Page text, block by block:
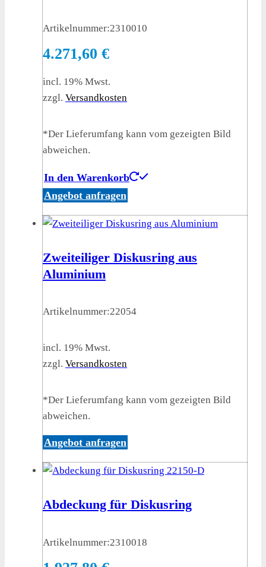
Artikelnummer:2310010
4.271,60 €
incl. 19% Mwst.
zzgl. Versandkosten
*Der Lieferumfang kann vom gezeigten Bild
abweichen.
In den Warenkorb
Angebot anfragen
Zweiteiliger Diskusring aus
Aluminium
Artikelnummer:22054
incl. 19% Mwst.
zzgl. Versandkosten
*Der Lieferumfang kann vom gezeigten Bild
abweichen.
Angebot anfragen
Abdeckung für Diskusring
Artikelnummer:2310018